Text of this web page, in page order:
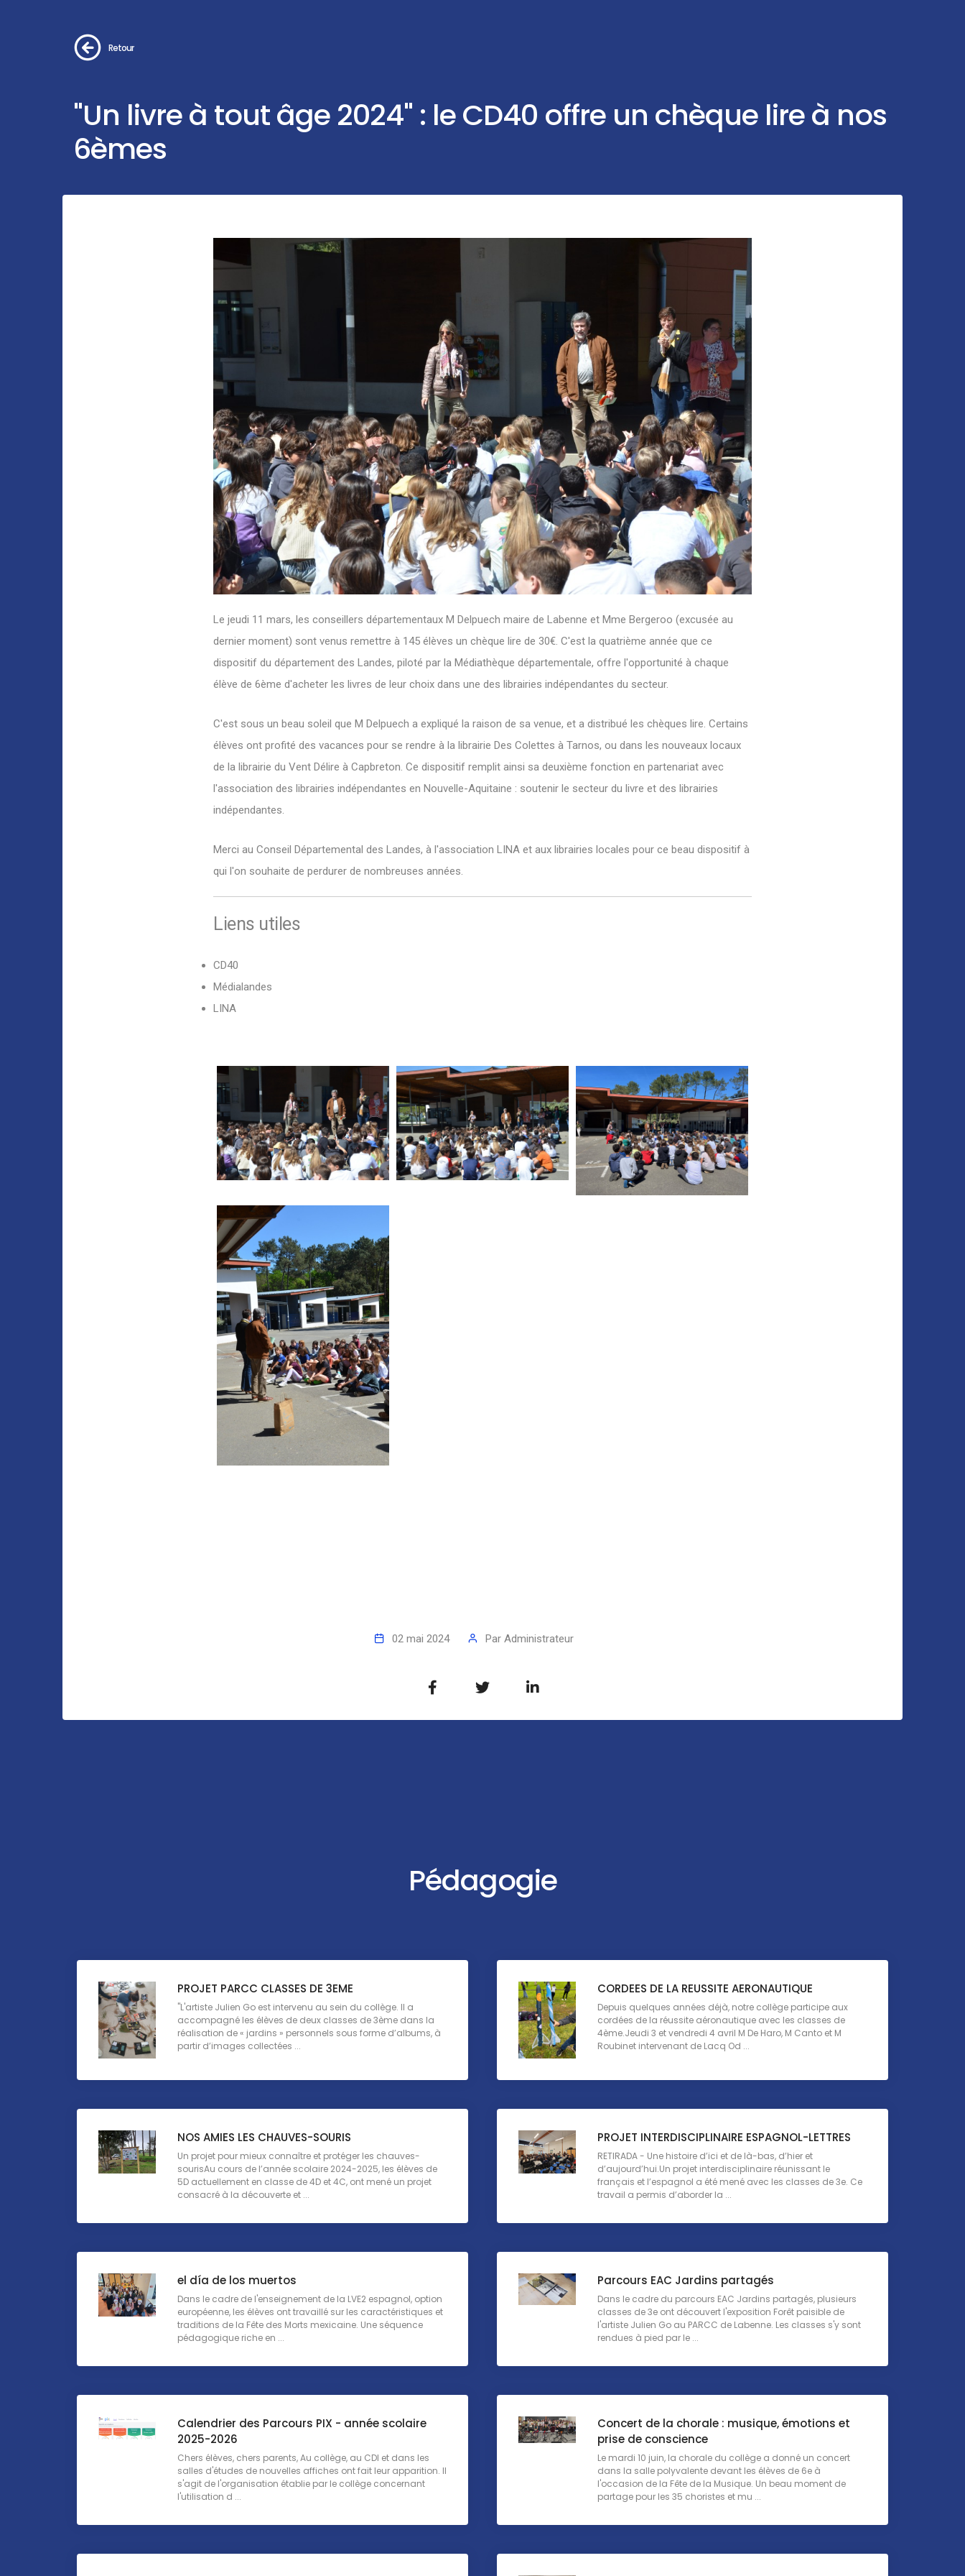
Retour
"Un livre à tout âge 2024" : le CD40 offre un chèque lire à nos
6èmes
Le jeudi 11 mars, les conseillers départementaux M Delpuech maire de Labenne et Mme Bergeroo (excusée au
dernier moment) sont venus remettre à 145 élèves un chèque lire de 30€. C'est la quatrième année que ce
dispositif du département des Landes, piloté par la Médiathèque départementale, offre l'opportunité à chaque
élève de 6ème d'acheter les livres de leur choix dans une des librairies indépendantes du secteur.
C'est sous un beau soleil que M Delpuech a expliqué la raison de sa venue, et a distribué les chèques lire. Certains
élèves ont profité des vacances pour se rendre à la librairie Des Colettes à Tarnos, ou dans les nouveaux locaux
de la librairie du Vent Délire à Capbreton. Ce dispositif remplit ainsi sa deuxième fonction en partenariat avec
l'association des librairies indépendantes en Nouvelle-Aquitaine : soutenir le secteur du livre et des librairies
indépendantes.
Merci au Conseil Départemental des Landes, à l'association LINA et aux librairies locales pour ce beau dispositif à
qui l'on souhaite de perdurer de nombreuses années.
Liens utiles
CD40
Médialandes
LINA
02 mai 2024 Par Administrateur
Pédagogie
PROJET PARCC CLASSES DE 3EME
"L'artiste Julien Go est intervenu au sein du collège. Il a
accompagné les élèves de deux classes de 3ème dans la
réalisation de « jardins » personnels sous forme d’albums, à
partir d’images collectées ...
CORDEES DE LA REUSSITE AERONAUTIQUE
Depuis quelques années déjà, notre collège participe aux
cordées de la réussite aéronautique avec les classes de
4ème.Jeudi 3 et vendredi 4 avril M De Haro, M Canto et M
Roubinet intervenant de Lacq Od ...
NOS AMIES LES CHAUVES-SOURIS
Un projet pour mieux connaître et protéger les chauves-
sourisAu cours de l’année scolaire 2024-2025, les élèves de
5D actuellement en classe de 4D et 4C, ont mené un projet
consacré à la découverte et ...
PROJET INTERDISCIPLINAIRE ESPAGNOL-LETTRES
RETIRADA - Une histoire d’ici et de là-bas, d’hier et
d’aujourd’hui.Un projet interdisciplinaire réunissant le
français et l’espagnol a été mené avec les classes de 3e. Ce
travail a permis d’aborder la ...
el día de los muertos
Dans le cadre de l'enseignement de la LVE2 espagnol, option
européenne, les élèves ont travaillé sur les caractéristiques et
traditions de la Fête des Morts mexicaine. Une séquence
pédagogique riche en ...
Parcours EAC Jardins partagés
Dans le cadre du parcours EAC Jardins partagés, plusieurs
classes de 3e ont découvert l'exposition Forêt paisible de
l'artiste Julien Go au PARCC de Labenne. Les classes s'y sont
rendues à pied par le ...
Calendrier des Parcours PIX - année scolaire
2025-2026
Chers élèves, chers parents, Au collège, au CDI et dans les
salles d'études de nouvelles affiches ont fait leur apparition. Il
s'agit de l'organisation établie par le collège concernant
l'utilisation d ...
Concert de la chorale : musique, émotions et
prise de conscience
Le mardi 10 juin, la chorale du collège a donné un concert
dans la salle polyvalente devant les élèves de 6e à
l'occasion de la Fête de la Musique. Un beau moment de
partage pour les 35 choristes et mu ...